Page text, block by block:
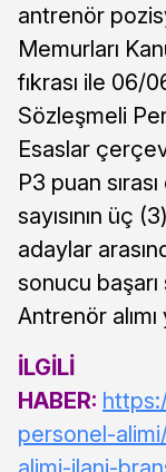
antrenör
Memurları
fıkrası ile 06/
Sözleşmeli
Esaslar
P3 puan
sayısının üç
adaylar
sonucu başarı
Antrenör alımı
İLGİLİ
HABER:
personel-